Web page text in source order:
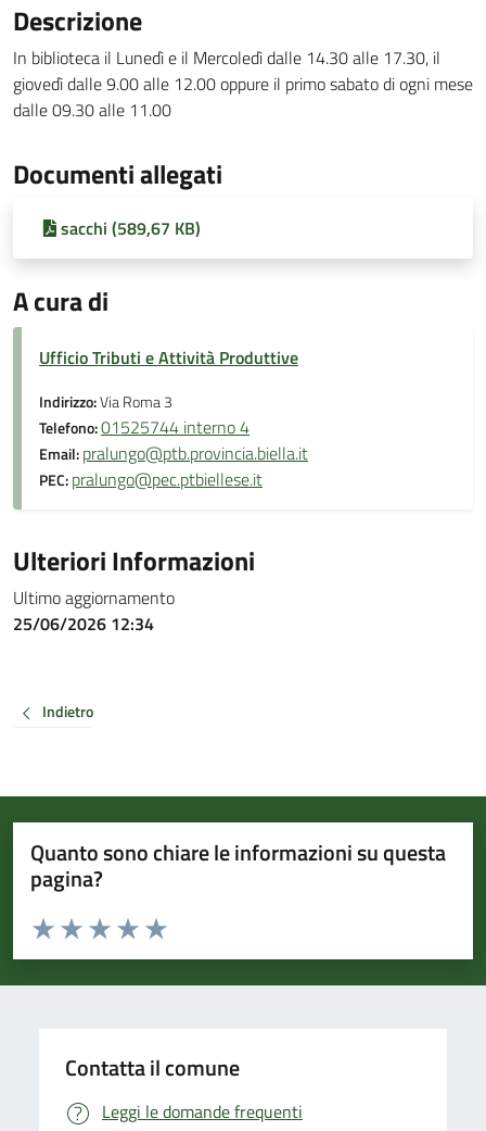
Descrizione
In biblioteca il Lunedì e il Mercoledì dalle 14.30 alle 17.30, il
giovedì dalle 9.00 alle 12.00 oppure il primo sabato di ogni mese
dalle 09.30 alle 11.00
Documenti allegati
sacchi (589,67 KB)
A cura di
Ufficio Tributi e Attività Produttive
Indirizzo:Via Roma 3
Telefono:01525744 interno 4
Email:pralungo@ptb.provincia.biella.it
PEC:pralungo@pec.ptbiellese.it
Ulteriori Informazioni
Ultimo aggiornamento
25/06/2026 12:34
Indietro
Quanto sono chiare le informazioni su questa
pagina?
Valuta da 1 a 5 stelle la pagina
Valuta 5 stelle su 5
Valuta 4 stelle su 5
Valuta 3 stelle su 5
Valuta 2 stelle su 5
Valuta 1 stelle su 5
Contatta il comune
Leggi le domande frequenti